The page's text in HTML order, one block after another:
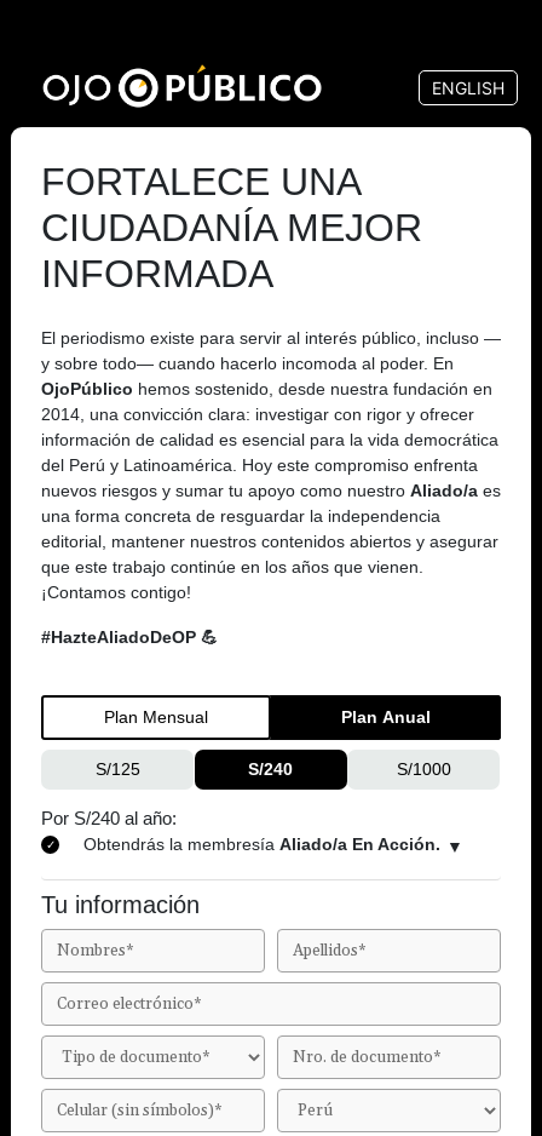
contenido
principal
ENGLISH
FORTALECE UNA
CIUDADANÍA MEJOR
INFORMADA
El periodismo existe para servir al interés público, incluso —
y sobre todo— cuando hacerlo incomoda al poder. En
OjoPúblico hemos sostenido, desde nuestra fundación en
2014, una convicción clara: investigar con rigor y ofrecer
información de calidad es esencial para la vida democrática
del Perú y Latinoamérica. Hoy este compromiso enfrenta
nuevos riesgos y sumar tu apoyo como nuestro Aliado/a es
una forma concreta de resguardar la independencia
editorial, mantener nuestros contenidos abiertos y asegurar
que este trabajo continúe en los años que vienen.
¡Contamos contigo!
#HazteAliadoDeOP 💪
Plan Mensual Plan Anual
S/125 S/240 S/1000
Por S/240 al año:
Obtendrás la membresía Aliado/a En Acción.
Tu información